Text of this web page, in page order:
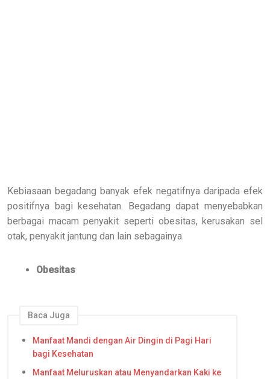
Kebiasaan begadang banyak efek negatifnya daripada efek
positifnya bagi kesehatan. Begadang dapat menyebabkan
berbagai macam penyakit seperti obesitas, kerusakan sel
otak, penyakit jantung dan lain sebagainya
Obesitas
Baca Juga
Manfaat Mandi dengan Air Dingin di Pagi Hari
bagi Kesehatan
Manfaat Meluruskan atau Menyandarkan Kaki ke